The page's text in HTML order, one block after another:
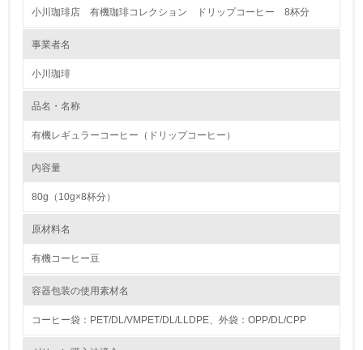
※要請している場合は「はい」、要請していない場合は「いい
いいえ
特になし
特になし
1.
環境方針を持っている
環境対応の責任体制を定めている
3.
環境問題に関する従業員教育を行っている
自社に関係する主要な環境法規制を把握し、順守している
小川珈琲店 有機珈琲コレクション ドリップコーヒー 8杯分
事業者名
小川珈琲
品名・名称
有機レギュラーコーヒー（ドリップコーヒー）
内容量
80g（10g×8杯分）
原材料名
有機コーヒー豆
容器包装の使用素材名
コーヒー袋：PET/DL/VMPET/DL/LLDPE、外袋：OPP/DL/CPP